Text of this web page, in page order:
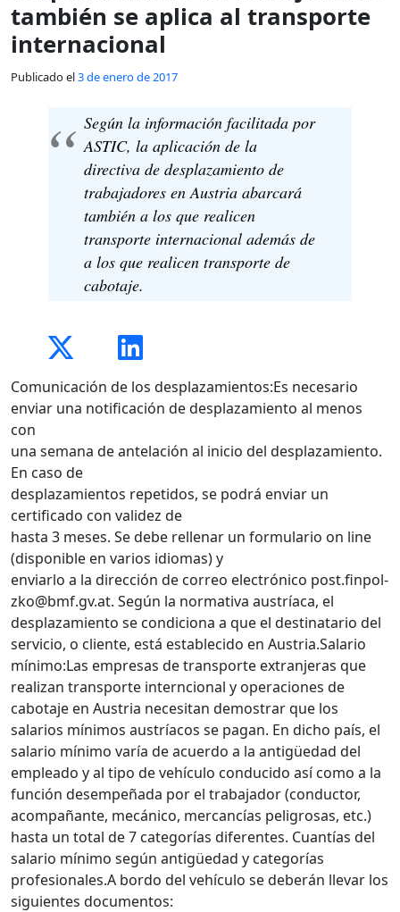
también se aplica al transporte
internacional
Publicado el3 de enero de 2017
Según la información facilitada por
ASTIC, la aplicación de la
directiva de desplazamiento de
trabajadores en Austria abarcará
también a los que realicen
transporte internacional además de
a los que realicen transporte de
cabotaje.
Comunicación de los desplazamientos:Es necesario
enviar una notificación de desplazamiento al menos
con
una semana de antelación al inicio del desplazamiento.
En caso de
desplazamientos repetidos, se podrá enviar un
certificado con validez de
hasta 3 meses. Se debe rellenar un formulario on line
(disponible en varios idiomas) y
enviarlo a la dirección de correo electrónico post.finpol-
zko@bmf.gv.at. Según la normativa austríaca, el
desplazamiento se condiciona a que el destinatario del
servicio, o cliente, está establecido en Austria.Salario
mínimo:Las empresas de transporte extranjeras que
realizan transporte interncional y operaciones de
cabotaje en Austria necesitan demostrar que los
salarios mínimos austríacos se pagan. En dicho país, el
salario mínimo varía de acuerdo a la antigüedad del
empleado y al tipo de vehículo conducido así como a la
función desempeñada por el trabajador (conductor,
acompañante, mecánico, mercancías peligrosas, etc.)
hasta un total de 7 categorías diferentes. Cuantías del
salario mínimo según antigüedad y categorías
profesionales.A bordo del vehículo se deberán llevar los
siguientes documentos: